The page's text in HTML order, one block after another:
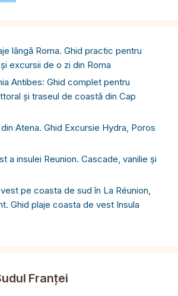
lângă Roma. Ghid practic pentru
excursii de o zi din Roma
Antibes: Ghid complet pentru
și traseul de coastă din Cap
Atena. Ghid Excursie Hydra, Poros
a insulei Reunion. Cascade, vanilie și
pe coasta de sud în La Réunion,
Ghid plaje coasta de vest Insula
Franței